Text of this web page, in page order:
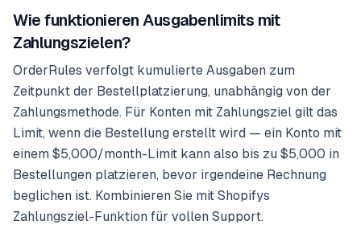
Wie funktionieren Ausgabenlimits mit
Zahlungszielen?
OrderRules verfolgt kumulierte Ausgaben zum
Zeitpunkt der Bestellplatzierung, unabhängig von der
Zahlungsmethode. Für Konten mit Zahlungsziel gilt das
Limit, wenn die Bestellung erstellt wird — ein Konto mit
einem $5,000/month-Limit kann also bis zu $5,000 in
Bestellungen platzieren, bevor irgendeine Rechnung
beglichen ist. Kombinieren Sie mit Shopifys
Zahlungsziel-Funktion für vollen Support.